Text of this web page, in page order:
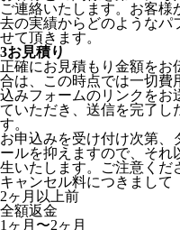
ご連絡いたします。お客様
去の実績からどのようなパ
せて頂きます。
3お見積り
正確にお見積もり金額をお
合は、この時点では一切費
込みフォームのリンクをお
ていただき、送信を完了し
す。
お申込みを受け付け次第、
ールを抑えますので、それ
生いたします。ご注意くだ
キャンセル料につきまして
2ヶ月以上前
全額返金
1ヶ月〜2ヶ月